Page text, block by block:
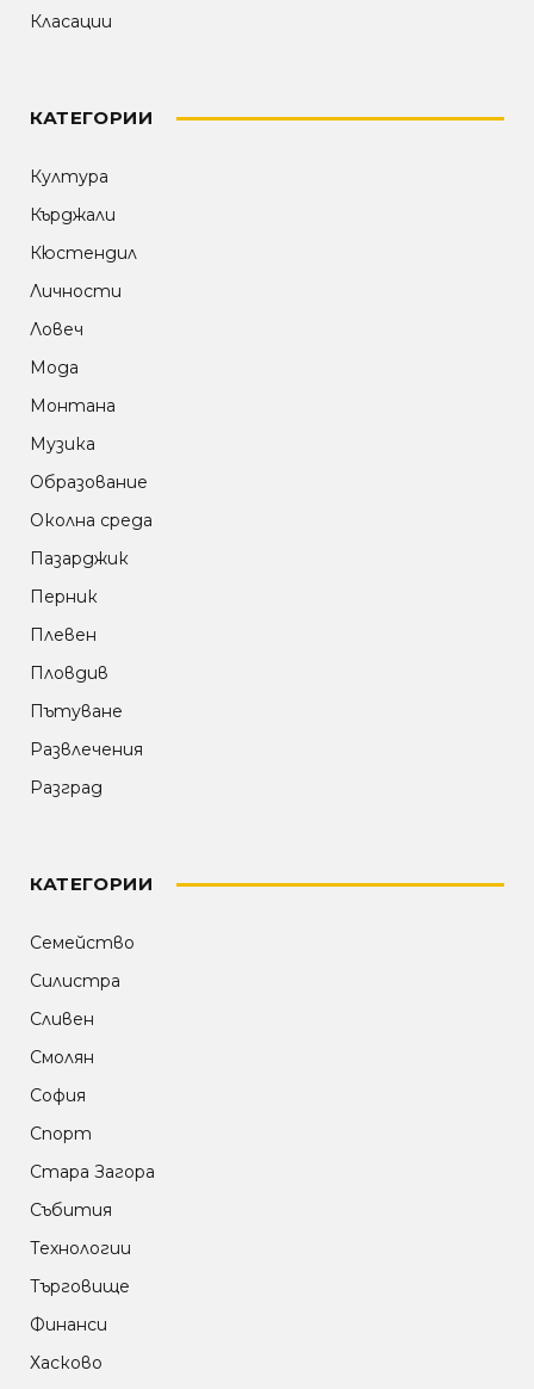
Класации
КАТЕГОРИИ
Култура
Кърджали
Кюстендил
Личности
Ловеч
Мода
Монтана
Музика
Образование
Околна среда
Пазарджик
Перник
Плевен
Пловдив
Пътуване
Развлечения
Разград
КАТЕГОРИИ
Семейство
Силистра
Сливен
Смолян
София
Спорт
Стара Загора
Събития
Технологии
Търговище
Финанси
Хасково